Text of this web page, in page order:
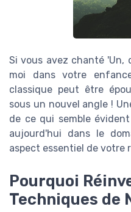
Si vous avez chanté 'Un,
moi dans votre
classique peut être
sous un nouvel angle !
de ce qui semble
aujourd'hui dans le
aspect essentiel de votre
Pourquoi
Techniques de